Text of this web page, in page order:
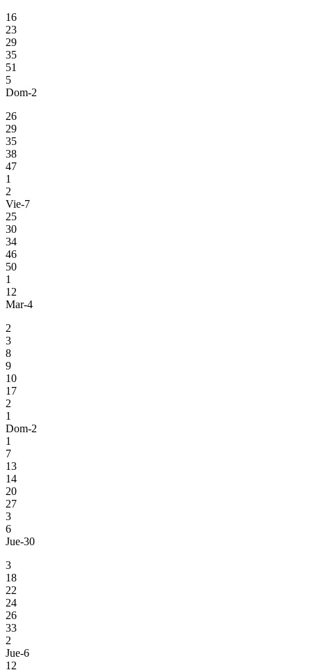
16
23
29
35
51
5
Dom-2
26
29
35
38
47
1
2
Vie-7
25
30
34
46
50
1
12
Mar-4
2
3
8
9
10
17
2
1
Dom-2
1
7
13
14
20
27
3
6
Jue-30
3
18
22
24
26
33
2
Jue-6
12